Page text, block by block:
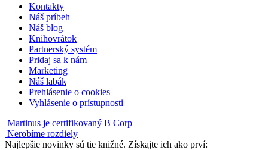
Kontakty
Náš príbeh
Náš blog
Knihovrátok
Partnerský systém
Pridaj sa k nám
Marketing
Náš labák
Prehlásenie o cookies
Vyhlásenie o prístupnosti
Martinus je certifikovaný B Corp
Nerobíme rozdiely
Najlepšie novinky sú tie knižné. Získajte ich ako prví: